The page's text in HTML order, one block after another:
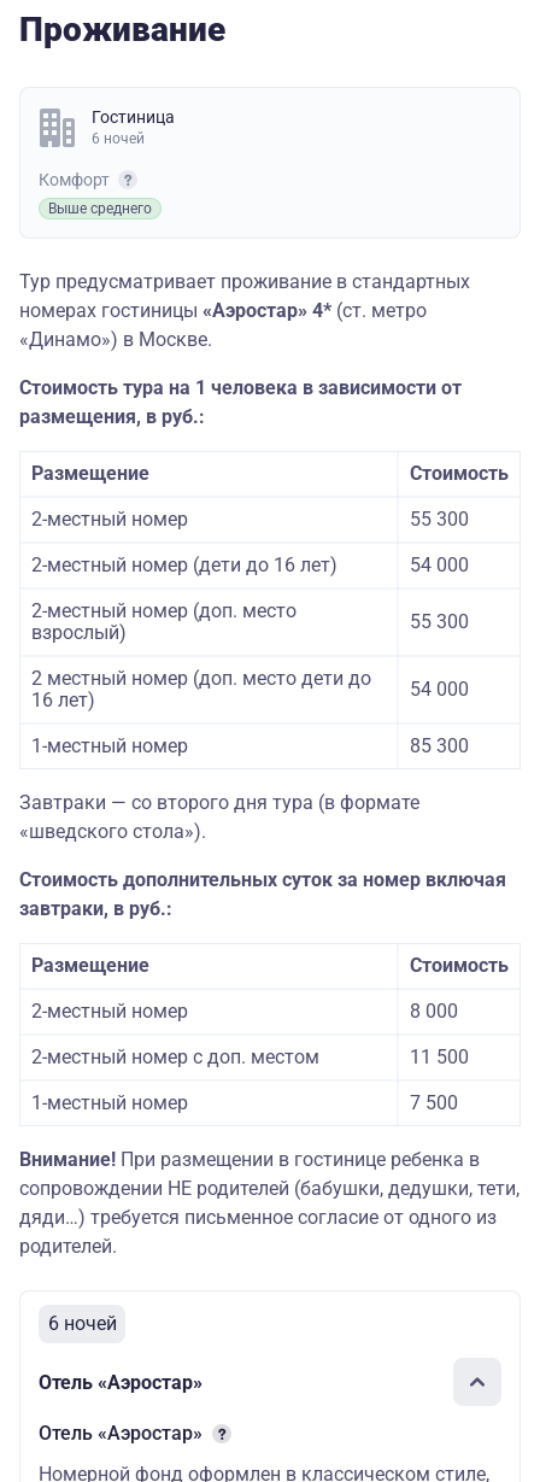
Проживание
Гостиница
6 ночей
Комфорт
Выше среднего
Тур предусматривает проживание в стандартных
номерах гостиницы «Аэростар» 4* (ст. метро
«Динамо») в Москве.
Стоимость тура на 1 человека в зависимости от
размещения, в руб.:
Размещение
Стоимость
2-местный номер
55 300
2-местный номер (дети до 16 лет)
54 000
2-местный номер (доп. место
взрослый)
55 300
2 местный номер (доп. место дети до
16 лет)
54 000
1-местный номер 85 300
Завтраки — со второго дня тура (в формате
«шведского стола»).
Стоимость дополнительных суток за номер включая
завтраки, в руб.:
Размещение
Стоимость
2-местный номер
8 000
2-местный номер с доп. местом
11 500
1-местный номер
7 500
Внимание! При размещении в гостинице ребенка в
сопровождении НЕ родителей (бабушки, дедушки, тети,
дяди…) требуется письменное согласие от одного из
родителей.
6 ночей
Отель «Аэростар»
Отель «Аэростар»
Номерной фонд оформлен в классическом стиле,